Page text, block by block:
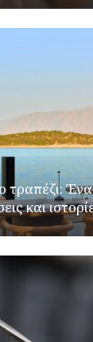
Ένα
και